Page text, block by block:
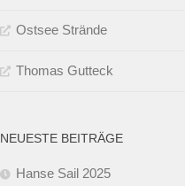
Ostsee Strände
Thomas Gutteck
NEUESTE BEITRÄGE
Hanse Sail 2025